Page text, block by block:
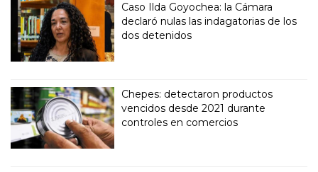
Caso Ilda Goyochea: la Cámara
declaró nulas las indagatorias de los
dos detenidos
Chepes: detectaron productos
vencidos desde 2021 durante
controles en comercios